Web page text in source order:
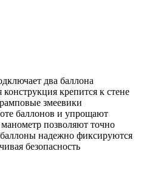
два баллона
крепится к стене
змеевики
баллонов и упрощают
позволяют точно
баллоны надежно фиксируются
безопасность